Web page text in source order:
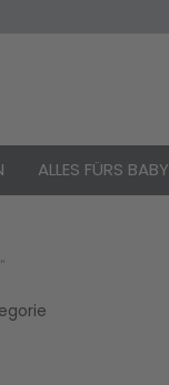
ALLES FÜRS BABY